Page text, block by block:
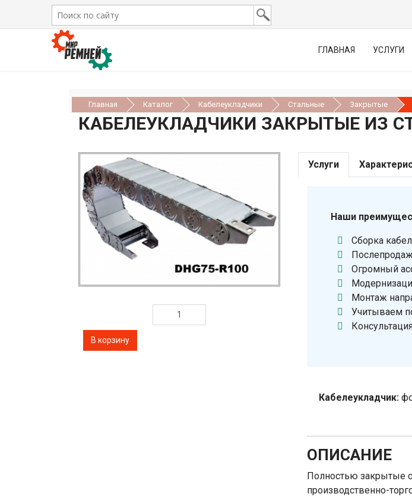
ГЛАВНАЯ УСЛУГИ
Главная Каталог Кабелеукладчики Стальные Закрытые
КАБЕЛЕУКЛАДЧИКИ ЗАКРЫТЫЕ ИЗ
Услуги
Наши
Сборка
Огромный
Монтаж
Учитываем
Кабелеукладчик:
ОПИСАНИЕ
Полностью закрытые
производственно-